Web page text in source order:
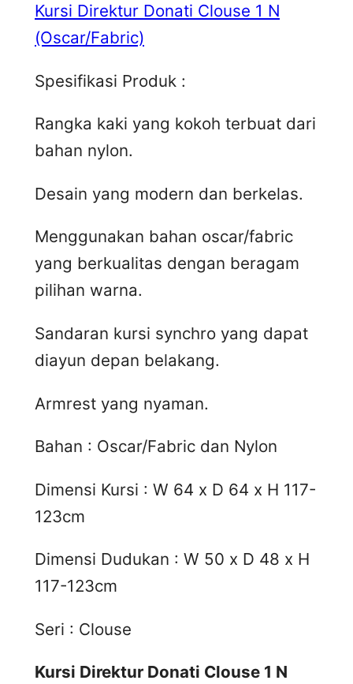
Kursi Direktur Donati Clouse 1 N
(Oscar/Fabric)
Spesifikasi Produk :
Rangka kaki yang kokoh terbuat dari
bahan nylon.
Desain yang modern dan berkelas.
Menggunakan bahan oscar/fabric
yang berkualitas dengan beragam
pilihan warna.
Sandaran kursi synchro yang dapat
diayun depan belakang.
Armrest yang nyaman.
Bahan : Oscar/Fabric dan Nylon
Dimensi Kursi : W 64 x D 64 x H 117-
123cm
Dimensi Dudukan : W 50 x D 48 x H
117-123cm
Seri : Clouse
Kursi Direktur Donati Clouse 1 N